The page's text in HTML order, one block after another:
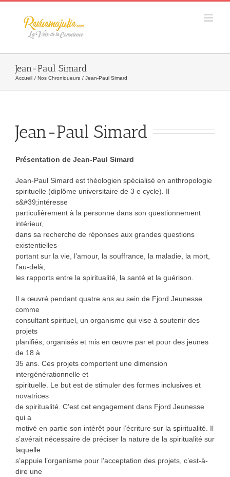
Skip
Jean-Paul Simard
Accueil Nos Chroniqueurs Jean-Paul Simard
Jean-Paul Simard
Présentation de Jean-Paul Simard
Jean-Paul Simard est théologien spécialisé en anthropologie
spirituelle (diplôme universitaire de 3 e cycle). Il
s&#39;intéresse
particulièrement à la personne dans son questionnement
intérieur,
dans sa recherche de réponses aux grandes questions
existentielles
portant sur la vie, l’amour, la souffrance, la maladie, la mort,
l’au-delà,
les rapports entre la spiritualité, la santé et la guérison.
Il a œuvré pendant quatre ans au sein de Fjord Jeunesse
comme
consultant spirituel, un organisme qui vise à soutenir des
projets
planifiés, organisés et mis en œuvre par et pour des jeunes
de 18 à
35 ans. Ces projets comportent une dimension
intergénérationnelle et
spirituelle. Le but est de stimuler des formes inclusives et
novatrices
de spiritualité. C’est cet engagement dans Fjord Jeunesse
qui a
motivé en partie son intérêt pour l’écriture sur la spiritualité. Il
s’avérait nécessaire de préciser la nature de la spiritualité sur
laquelle
s’appuie l’organisme pour l’acceptation des projets, c’est-à-
dire une